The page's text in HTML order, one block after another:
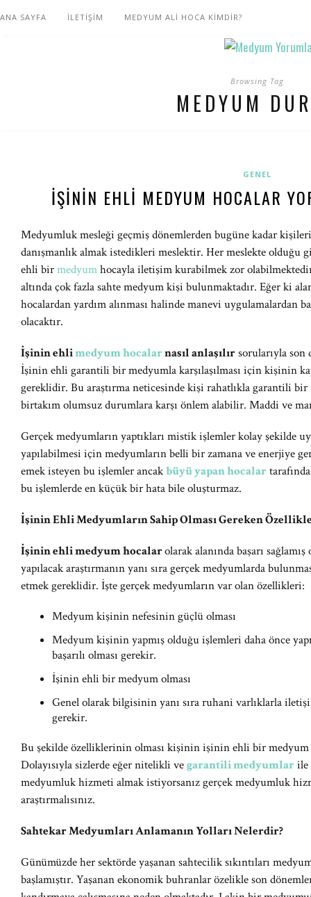
ANA SAYFA İLETİŞİM MEDYUM ALİ HOCA KİMDİR?
Browsing Tag
MEDYUM
GENEL
İŞININ EHLI MEDYUM HOCALAR
Medyumluk mesleği geçmiş dönemlerden bugüne kadar
danışmanlık almak istedikleri meslektir. Her meslekte
ehli birmedyumhocayla iletişim kurabilmek zor
altında çok fazla sahte medyum kişi bulunmaktadır. Eğer ki
hocalardan yardım alınması halinde manevi uygulamalardan
olacaktır.
İşinin ehlimedyum hocalarnasıl anlaşılırsorularıyla son
İşinin ehli garantili bir medyumla karşılaşılması için kişinin
gereklidir. Bu araştırma neticesinde kişi rahatlıkla garantili
birtakım olumsuz durumlara karşı önlem alabilir. Maddi ve
Gerçek medyumların yaptıkları mistik işlemler kolay şekilde
yapılabilmesi için medyumların belli bir zamana ve enerjiye
emek isteyen bu işlemler ancakbüyü yapan hocalar
bu işlemlerde en küçük bir hata bile oluşturmaz.
İşinin Ehli Medyumların Sahip Olması Gereken
İşinin ehli medyum hocalarolarak alanında başarı
yapılacak araştırmanın yanı sıra gerçek medyumlarda
etmek gereklidir. İşte gerçek medyumların var olan özellikleri:
Medyum kişinin nefesinin güçlü olması
Medyum kişinin yapmış olduğu işlemleri daha önce
başarılı olması gerekir.
İşinin ehli bir medyum olması
Genel olarak bilgisinin yanı sıra ruhani varlıklarla
gerekir.
Bu şekilde özelliklerinin olması kişinin işinin ehli bir
Dolayısıyla sizlerde eğer nitelikli vegarantili medyumlarile
medyumluk hizmeti almak istiyorsanız gerçek medyumluk
araştırmalısınız.
Sahtekar Medyumları Anlamanın Yolları Nelerdir?
Günümüzde her sektörde yaşanan sahtecilik sıkıntıları
başlamıştır. Yaşanan ekonomik buhranlar özelikle son